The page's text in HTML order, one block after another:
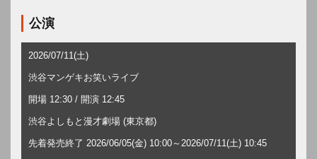
公演
2026/07/11(土)
渋谷マンゲキお笑いライブ
開場 12:30 / 開演 12:45
渋谷よしもと漫才劇場 (東京都)
先着発売終了 2026/06/05(金) 10:00～2026/07/11(土) 10:45